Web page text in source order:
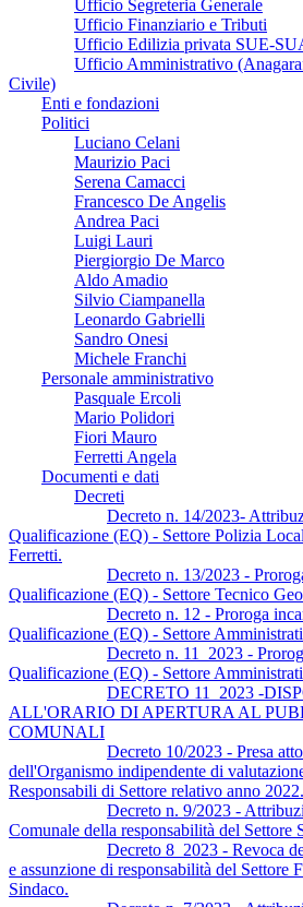
Ufficio Segreteria Generale
Ufficio Finanziario e Tributi
Ufficio Edilizia privata SUE-
Ufficio Amministrativo
Civile)
Enti e fondazioni
Politici
Luciano Celani
Maurizio Paci
Serena Camacci
Francesco De Angelis
Andrea Paci
Luigi Lauri
Piergiorgio De Marco
Aldo Amadio
Silvio Ciampanella
Leonardo Gabrielli
Sandro Onesi
Michele Franchi
Personale amministrativo
Pasquale Ercoli
Mario Polidori
Fiori Mauro
Ferretti Angela
Documenti e dati
Decreti
Decreto n. 14/2023-
Qualificazione (EQ) - Settore Polizia
Ferretti.
Decreto n. 13/2023 -
Qualificazione (EQ) - Settore Tecnico
Decreto n. 12 - Proroga
Qualificazione (EQ) - Settore
Decreto n. 11_2023 -
Qualificazione (EQ) - Settore
DECRETO 11_2023 -
ALL'ORARIO DI APERTURA AL
COMUNALI
Decreto 10/2023 - Presa
dell'Organismo indipendente di
Responsabili di Settore relativo anno 2022.
Decreto n. 9/2023 -
Comunale della responsabilità del Settore
Decreto 8_2023 - Revoca
e assunzione di responsabilità del Settore
Sindaco.